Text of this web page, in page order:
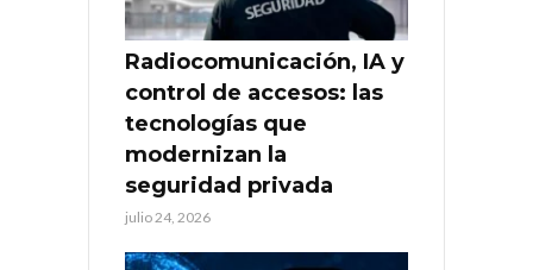
Radiocomunicación, IA y
control de accesos: las
tecnologías que
modernizan la
seguridad privada
julio 24, 2026